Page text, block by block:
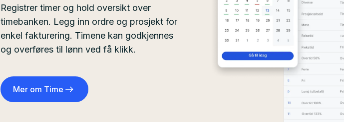
Registrer timer og hold oversikt over
timebanken. Legg inn ordre og prosjekt for
enkel fakturering. Timene kan godkjennes
og overføres til lønn ved få klikk.
Mer om Time